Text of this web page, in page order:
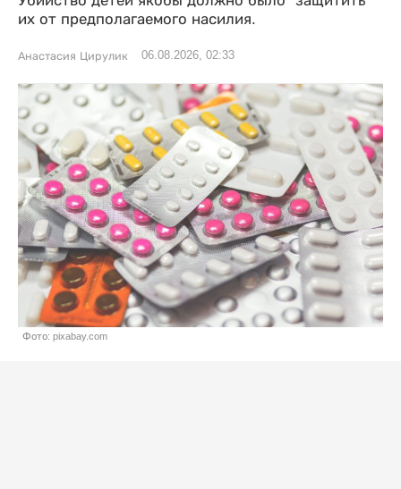
их от предполагаемого насилия.
Анастасия Цирулик 06.08.2026, 02:33
Фото: pixabay.com